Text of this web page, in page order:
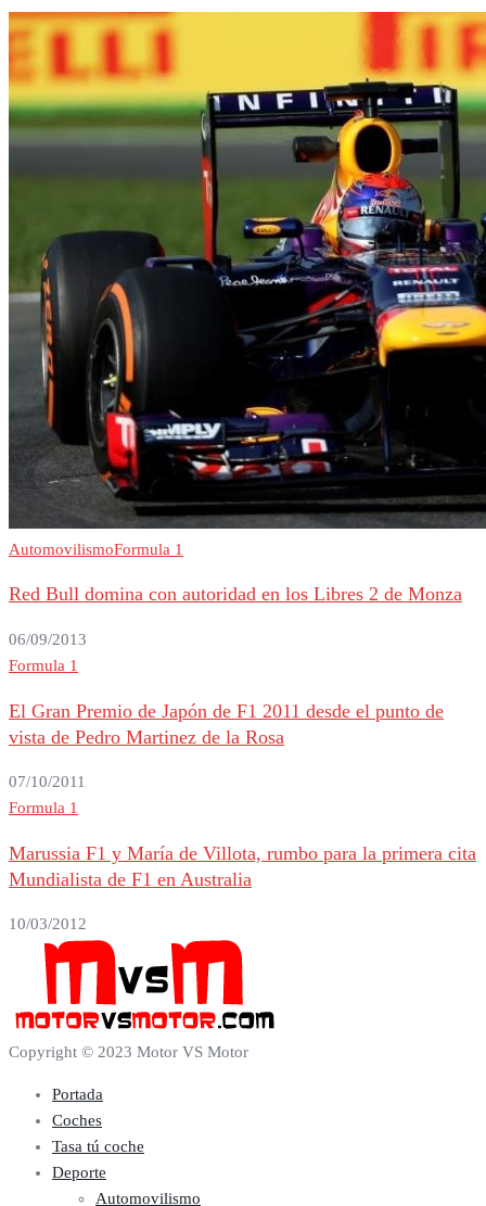
AutomovilismoFormula 1
Red Bull domina con autoridad en los Libres 2 de Monza
06/09/2013
Formula 1
El Gran Premio de Japón de F1 2011 desde el punto de
vista de Pedro Martinez de la Rosa
07/10/2011
Formula 1
Marussia F1 y María de Villota, rumbo para la primera cita
Mundialista de F1 en Australia
10/03/2012
Copyright © 2023 Motor VS Motor
Portada
Coches
Tasa tú coche
Deporte
Automovilismo